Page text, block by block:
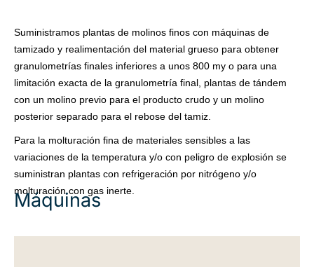
Suministramos plantas de molinos finos con máquinas de
tamizado y realimentación del material grueso para obtener
granulometrías finales inferiores a unos 800 my o para una
limitación exacta de la granulometría final, plantas de tándem
con un molino previo para el producto crudo y un molino
posterior separado para el rebose del tamiz.
Para la molturación fina de materiales sensibles a las
variaciones de la temperatura y/o con peligro de explosión se
suministran plantas con refrigeración por nitrógeno y/o
molturación con gas inerte.
Máquinas